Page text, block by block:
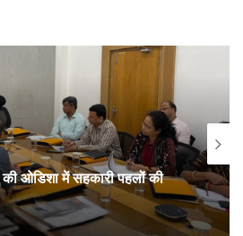
ओडिशा में सहकारी पहलों की